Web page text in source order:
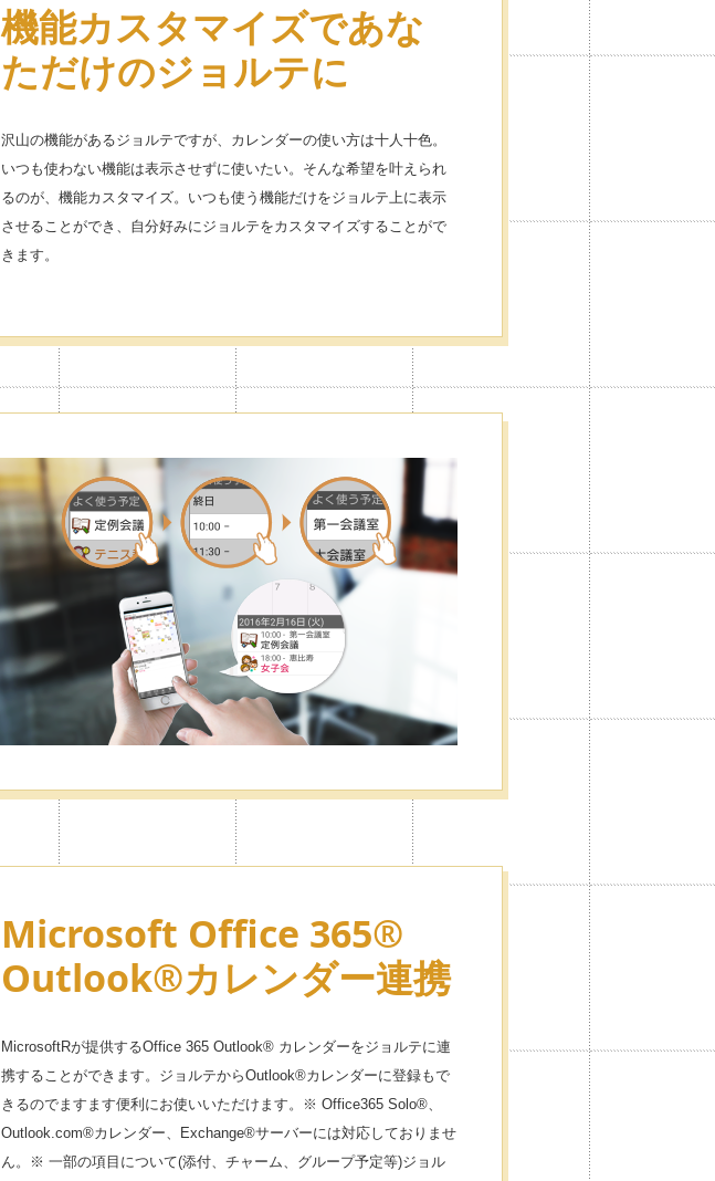
機能カスタマイズであな
ただけのジョルテに
沢山の機能があるジョルテですが、カレンダーの使い方は十人十色。
いつも使わない機能は表示させずに使いたい。そんな希望を叶えられ
るのが、機能カスタマイズ。いつも使う機能だけをジョルテ上に表示
させることができ、自分好みにジョルテをカスタマイズすることがで
きます。
Microsoft Office 365®
Outlook®カレンダー連携
MicrosoftRが提供するOffice 365 Outlook® カレンダーをジョルテに連
携することができます。ジョルテからOutlook®カレンダーに登録もで
きるのでますます便利にお使いいただけます。※ Office365 Solo®、
Outlook.com®カレンダー、Exchange®サーバーには対応しておりませ
ん。※ 一部の項目について(添付、チャーム、グループ予定等)ジョル
広告非表示
サイドメニューで表示する項目を自由に設定することができ、広告表
示をOFFにすることができます。
アイコン 使い放題だから
予定をいれるのが楽しく